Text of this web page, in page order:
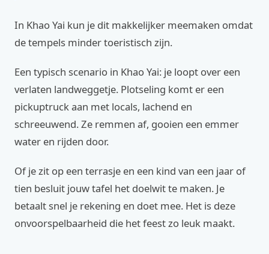
In Khao Yai kun je dit makkelijker meemaken omdat
de tempels minder toeristisch zijn.
Een typisch scenario in Khao Yai: je loopt over een
verlaten landweggetje. Plotseling komt er een
pickuptruck aan met locals, lachend en
schreeuwend. Ze remmen af, gooien een emmer
water en rijden door.
Of je zit op een terrasje en een kind van een jaar of
tien besluit jouw tafel het doelwit te maken. Je
betaalt snel je rekening en doet mee. Het is deze
onvoorspelbaarheid die het feest zo leuk maakt.